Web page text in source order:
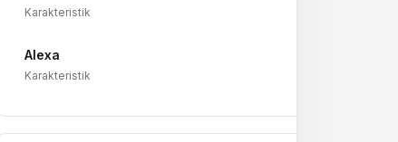
Karakteristik
Alexa
Karakteristik